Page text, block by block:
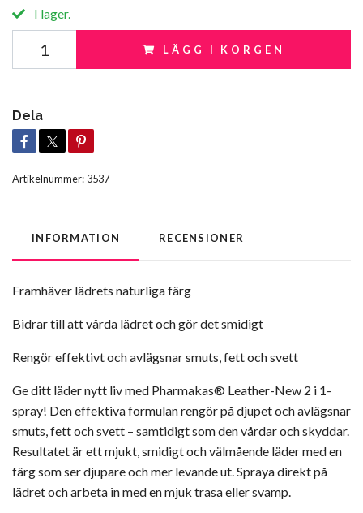
I lager.
LÄGG I KORGEN
Dela
Artikelnummer: 3537
INFORMATION RECENSIONER
Framhäver lädrets naturliga färg
Bidrar till att vårda lädret och gör det smidigt
Rengör effektivt och avlägsnar smuts, fett och svett
Ge ditt läder nytt liv med Pharmakas® Leather-New 2 i 1-
spray! Den effektiva formulan rengör på djupet och avlägsnar
smuts, fett och svett – samtidigt som den vårdar och skyddar.
Resultatet är ett mjukt, smidigt och välmående läder med en
färg som ser djupare och mer levande ut. Spraya direkt på
lädret och arbeta in med en mjuk trasa eller svamp.